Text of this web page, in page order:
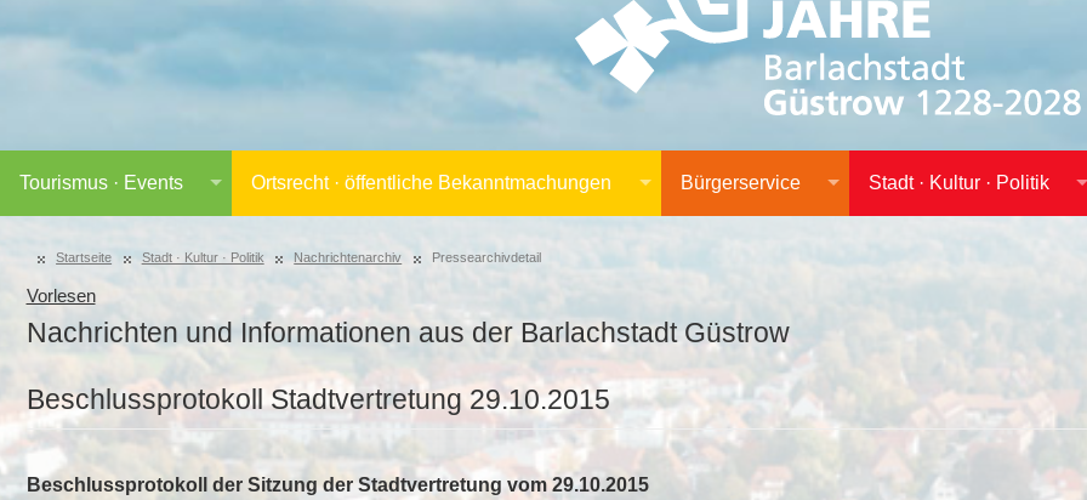
Tourismus · Events Ortsrecht · öffentliche Bekanntmachungen Bürgerservice Stadt · Kultur · Politik
Startseite Stadt · Kultur · Politik Nachrichtenarchiv Pressearchivdetail
Vorlesen
Nachrichten und Informationen aus der Barlachstadt Güstrow
Beschlussprotokoll Stadtvertretung 29.10.2015
Beschlussprotokoll der Sitzung der Stadtvertretung vom 29.10.2015